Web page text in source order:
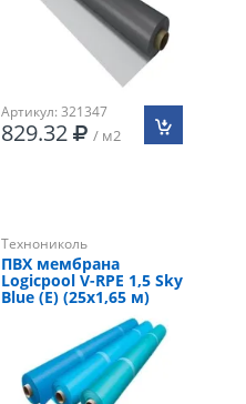
Артикул: 321347
829.32 / м2
Технониколь
ПВХ мембрана
Logicpool V-RPE 1,5 Sky
Blue (Е) (25х1,65 м)